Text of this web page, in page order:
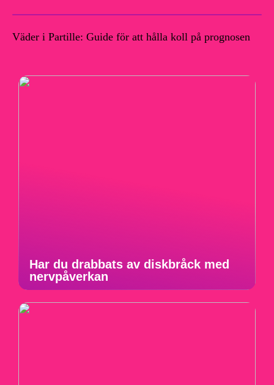
Väder i Partille: Guide för att hålla koll på prognosen
Har du drabbats av diskbråck med
nervpåverkan